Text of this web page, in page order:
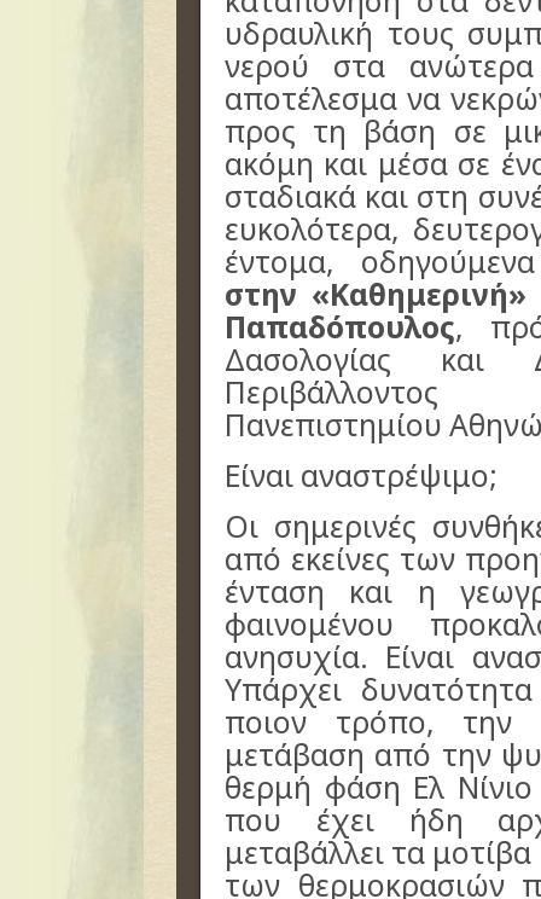
υδραυλική τους
νερού στα
αποτέλεσμα να
προς τη βάση σε
ακόμη και μέσα σε
σταδιακά και στη
ευκολότερα,
έντομα,
στην
Παπαδόπουλος,
Δασολογίας και
Πανεπιστημίου
Είναι αναστρέψιμο;
Οι σημερινές
από εκείνες των
ένταση και η
φαινομένου
ανησυχία. Είναι
Υπάρχει
ποιον τρόπο,
μετάβαση από την
θερμή φάση Ελ
που έχει ήδη
μεταβάλλει τα
των θερμοκρασιών